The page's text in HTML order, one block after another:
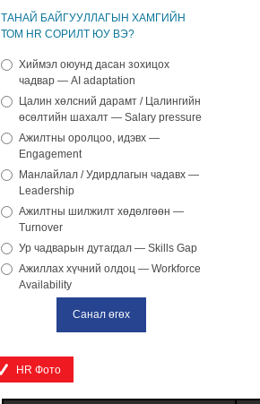
ТАНАЙ БАЙГУУЛЛАГЫН ХАМГИЙН
ТОМ HR СОРИЛТ ЮУ ВЭ?
Хиймэл оюунд дасан зохицох
чадвар — AI adaptation
Цалин хөлсний дарамт / Цалингийн
өсөлтийн шахалт — Salary pressure
Ажилтны оролцоо, идэвх —
Engagement
Манлайлал / Удирдлагын чадавх —
Leadership
Ажилтны шилжилт хөдөлгөөн —
Turnover
Ур чадварын дутагдал — Skills Gap
Ажиллах хүчний олдоц — Workforce
Availability
HR Фото